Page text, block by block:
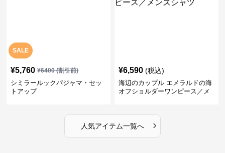
SALE
¥5,760 ¥6400(割引前)
シミラールックパジャマ・セッ
トアップ
¥6,590 (税込)
海辺のカップル エメラルドの海
オフショルダーワンピース／メ
人気アイテム一覧へ ›